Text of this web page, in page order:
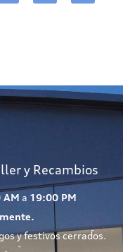
y Recambios
AM a 19:00 PM
y festivos cerrados.